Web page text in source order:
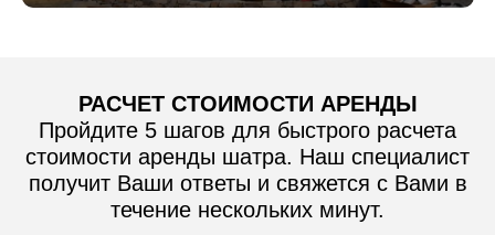
РАСЧЕТ СТОИМОСТИ АРЕНДЫ
Пройдите 5 шагов для быстрого расчета
стоимости аренды шатра. Наш специалист
получит Ваши ответы и свяжется с Вами в
течение нескольких минут.